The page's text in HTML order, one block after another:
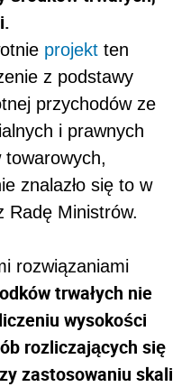
projekt ten
z podstawy
przychodów ze
i prawnych
towarowych,
znalazło się to w
Radę Ministrów.
rozwiązaniami
trwałych nie
wysokości
rozliczających się
zastosowaniu skali